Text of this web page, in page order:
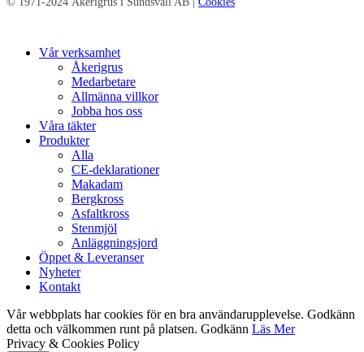
Close
Vår verksamhet
Åkerigrus
Medarbetare
Allmänna villkor
Jobba hos oss
Våra täkter
Produkter
Alla
CE-deklarationer
Makadam
Bergkross
Asfaltkross
Stenmjöl
Anläggningsjord
Öppet & Leveranser
Nyheter
Kontakt
Vår webbplats har cookies för en bra användarupplevelse. Godkänn
detta och välkommen runt på platsen. Godkänn Läs Mer
Privacy & Cookies Policy